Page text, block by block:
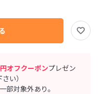
オフクーポンプレゼン
い）
対象外あり。